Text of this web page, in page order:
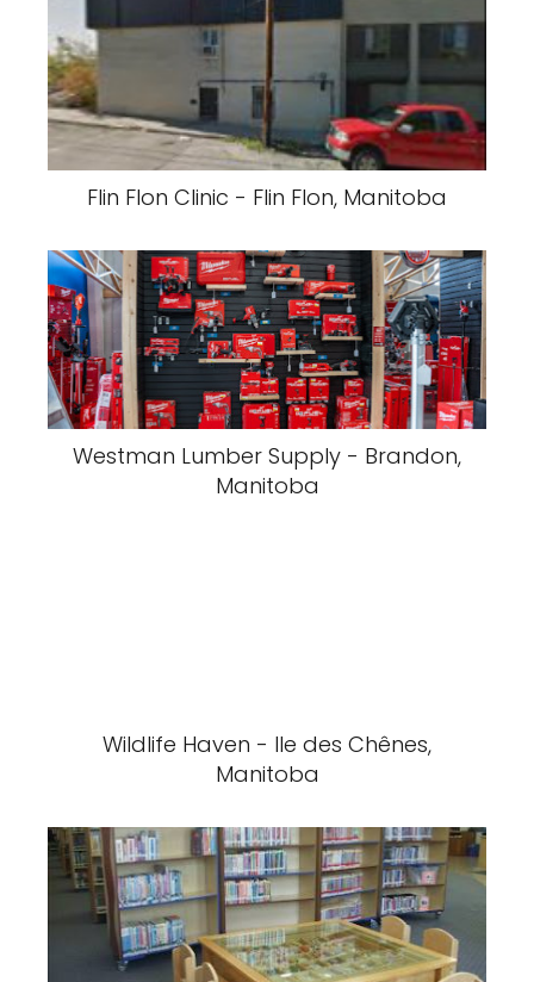
Flin Flon Clinic - Flin Flon, Manitoba
Westman Lumber Supply - Brandon,
Manitoba
Wildlife Haven - Ile des Chênes,
Manitoba